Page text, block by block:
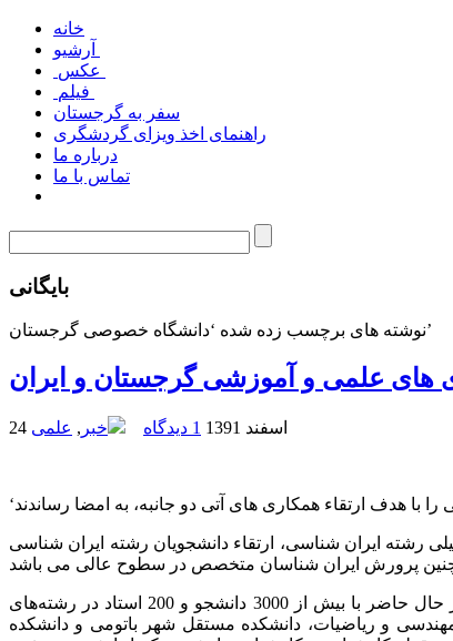
خانه
سفر به گرجستان
راهنمای اخذ ویزای گردشگری
درباره ما
تماس با ما
بایگانی
نوشته های برچسب زده شده ‘دانشگاه خصوصی گرجستان’
های علمی و آموزشی گرجستان و ایران
24 اسفند 1391 1 دیدگاه خبر , علمی
رشته ایران شناسی، ارتقاء دانشجویان رشته ایران شناسی
دانشگاه گرجستان در سال 2004 میلادی در شهر تفلیس تاسیس شده است. این دانشگاه به عنوان بزرگترین دانشگاه خصوصی در گرجستان، در حال حاضر با بیش از 3000 دانشجو و 200 استاد در رشته‌های
و ریاضیات، دانشکده مستقل شهر باتومی و دانشکده